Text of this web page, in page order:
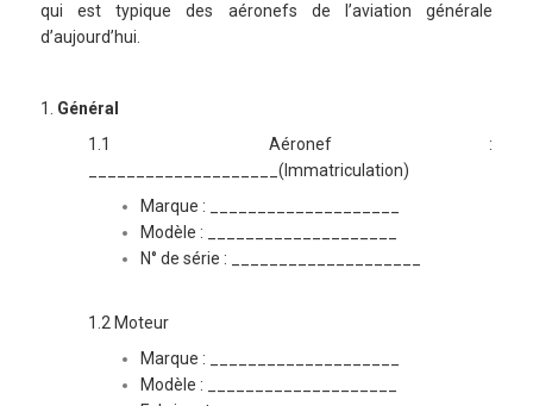
qui est typique des aéronefs de l’aviation générale
d’aujourd’hui.
1. Général
1.1 Aéronef :
____________________(Immatriculation)
Marque : ____________________
Modèle : ____________________
N° de série : ____________________
1.2 Moteur
Marque : ____________________
Modèle : ____________________